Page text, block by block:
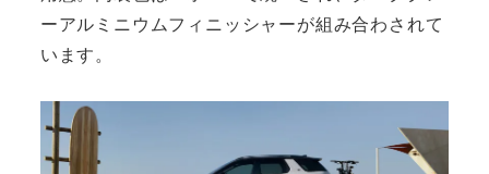
ーアルミニウムフィニッシャーが組み合わされて
います。